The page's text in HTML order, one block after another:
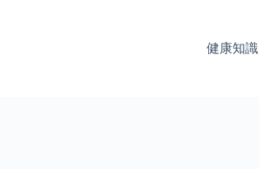
健康知識